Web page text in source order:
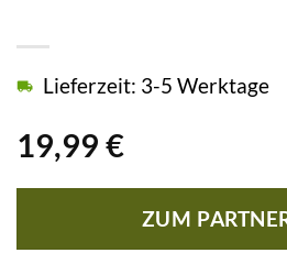
19,99 €
Lieferzeit: 3-5 Werktage
ZUM